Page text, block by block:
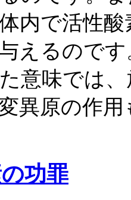
内で活性
えるのです
意味では
異原の作
功罪